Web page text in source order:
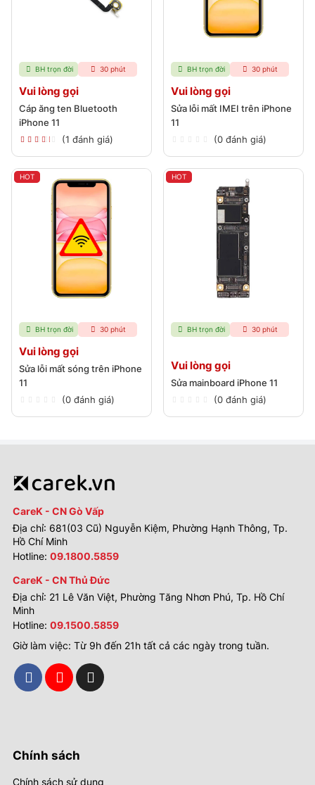
BH trọn đời 30 phút
Vui lòng gọi
Cáp ăng ten Bluetooth
iPhone 11
(1 đánh giá)
BH trọn đời 30 phút
Vui lòng gọi
Sửa lỗi mất IMEI trên iPhone
11
(0 đánh giá)
HOT
BH trọn đời 30 phút
Vui lòng gọi
Sửa lỗi mất sóng trên iPhone
11
(0 đánh giá)
HOT
BH trọn đời 30 phút
Vui lòng gọi
Sửa mainboard iPhone 11
(0 đánh giá)
CareK - CN Gò Vấp
Địa chỉ: 681(03 Cũ) Nguyễn Kiệm, Phường Hạnh Thông, Tp.
Hồ Chí Minh
Hotline: 09.1800.5859
CareK - CN Thủ Đức
Địa chỉ: 21 Lê Văn Việt, Phường Tăng Nhơn Phú, Tp. Hồ Chí
Minh
Hotline: 09.1500.5859
Giờ làm việc: Từ 9h đến 21h tất cả các ngày trong tuần.
Chính sách
Chính sách sử dụng